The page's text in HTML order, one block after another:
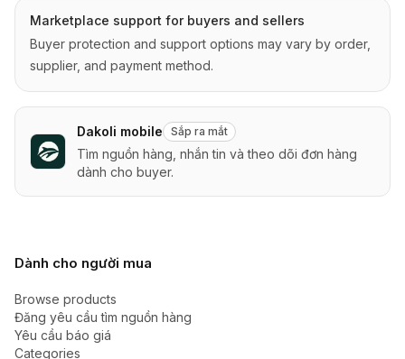
Marketplace support for buyers and sellers
Buyer protection and support options may vary by order,
supplier, and payment method.
Dakoli mobile Sắp ra mắt
Tìm nguồn hàng, nhắn tin và theo dõi đơn hàng
dành cho buyer.
Dành cho người mua
Browse products
Đăng yêu cầu tìm nguồn hàng
Yêu cầu báo giá
Categories